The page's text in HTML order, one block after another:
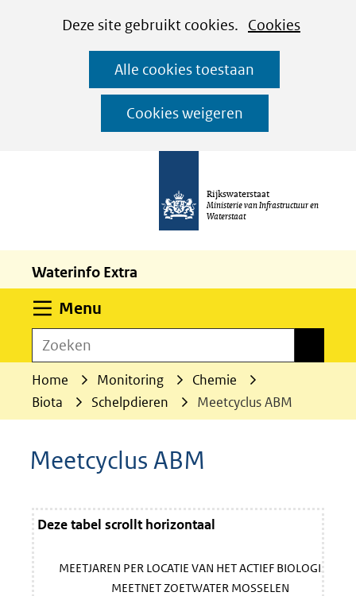
CookiesDeze site gebruikt cookies. Cookies
worden
toegestaan
geweigerd.
Alle cookies toestaan
Cookies weigeren
Ga
naar
de
inhoud
Rijkswaterstaat
Ministerie van Infrastructuur en
Waterstaat
Waterinfo Extra
Menu
Zoeken
Home Monitoring
Chemie
Biota
Schelpdieren Meetcyclus ABM
Meetcyclus ABM
Deze tabel scrollt horizontaal
MEETJAREN PER LOCATIE VAN HET ACTIEF BIOLOGISCH
MEETNET ZOETWATER MOSSELEN